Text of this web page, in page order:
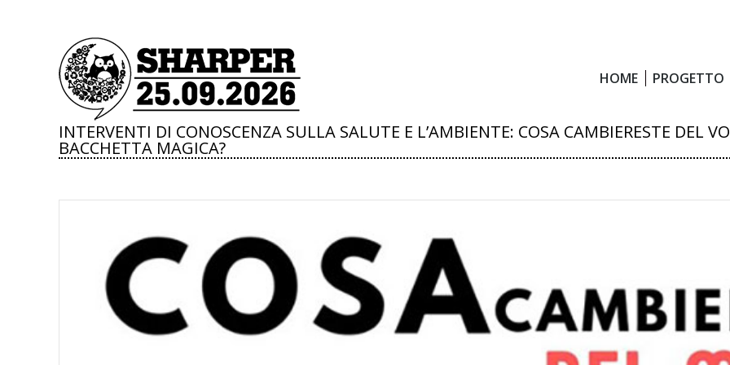
HOME PROGETTO
INTERVENTI DI CONOSCENZA SULLA SALUTE E L’AMBIENTE: COSA CAMBIERESTE DEL
BACCHETTA MAGICA?